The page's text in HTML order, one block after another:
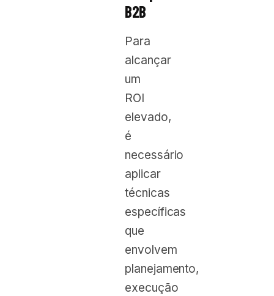
B2B
Para
alcançar
um
ROI
elevado,
é
necessário
aplicar
técnicas
específicas
que
envolvem
planejamento,
execução